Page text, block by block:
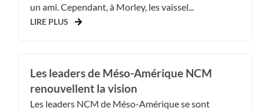
un ami. Cependant, à Morley, les vaissel...
LIRE PLUS
Les leaders de Méso-Amérique NCM
renouvellent la vision
Les leaders NCM de Méso-Amérique se sont